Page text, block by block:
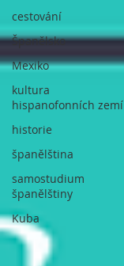
cestování
Španělsko
Mexiko
kultura
hispanofonních zemí
historie
španělština
samostudium
španělštiny
Kuba